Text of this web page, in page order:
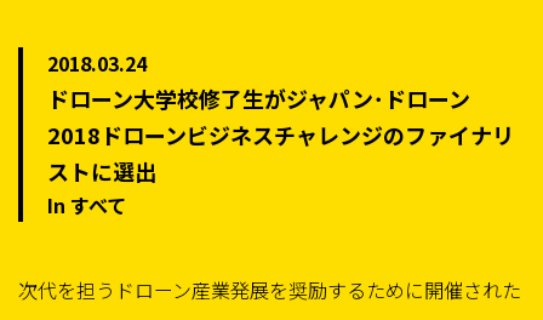
2018.03.24
ドローン大学校修了生がジャパン･ドローン
2018ドローンビジネスチャレンジのファイナリ
ストに選出
In すべて
次代を担うドローン産業発展を奨励するために開催された